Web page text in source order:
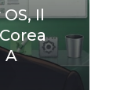
Il
A